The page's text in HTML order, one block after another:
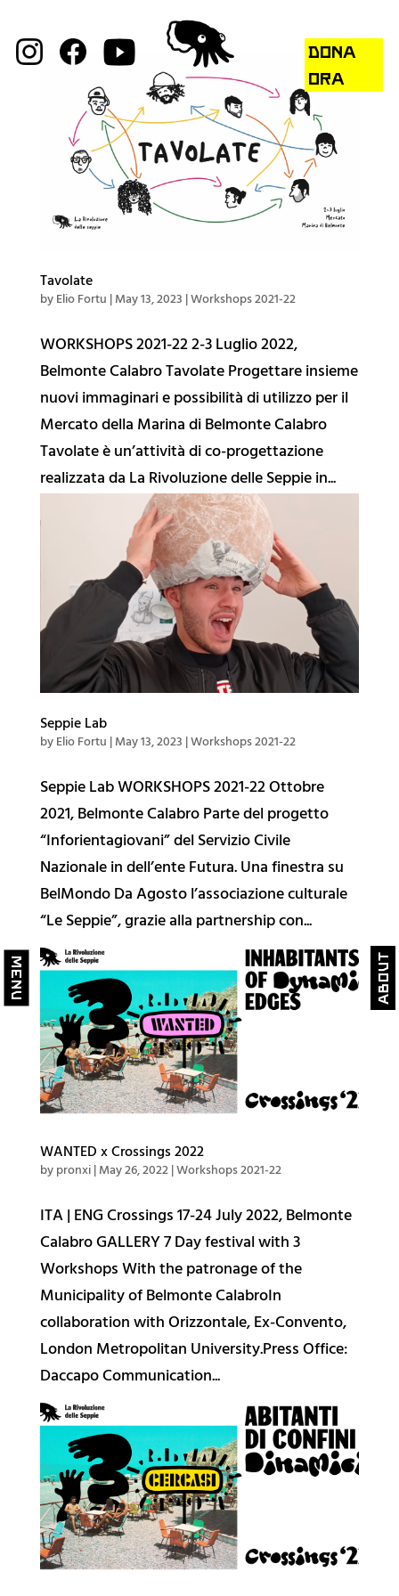
Tavolate
byElio Fortu|May 13, 2023|Workshops 2021-22
WORKSHOPS 2021-22 2-3 Luglio 2022,
Belmonte Calabro Tavolate Progettare insieme
nuovi immaginari e possibilità di utilizzo per il
Mercato della Marina di Belmonte Calabro
Tavolate è un’attività di co-progettazione
realizzata da La Rivoluzione delle Seppie in...
Seppie Lab
byElio Fortu|May 13, 2023|Workshops 2021-22
Seppie Lab WORKSHOPS 2021-22 Ottobre
2021, Belmonte Calabro Parte del progetto
“Inforientagiovani” del Servizio Civile
Nazionale in dell’ente Futura. Una finestra su
BelMondo Da Agosto l’associazione culturale
“Le Seppie”, grazie alla partnership con...
WANTED x Crossings 2022
bypronxi|May 26, 2022|Workshops 2021-22
ITA | ENG Crossings 17-24 July 2022, Belmonte
Calabro GALLERY 7 Day festival with 3
Workshops With the patronage of the
Municipality of Belmonte CalabroIn
collaboration with Orizzontale, Ex-Convento,
London Metropolitan University.Press Office:
Daccapo Communication...
DONA
ORA
close
Sulla Rivoluzione
🔮 Galleria
🔥 Collaborative Diary
Public Actions
✨ Cosmo
🌐 Belmondo
🔊 DigiPaese
🏠 Casa di Belmondo
😊 Belmondo Festoons
🖤 Publishing
🎧 Immersuoni
Educazione
🔀 Crossings EXT
🔥 Crossings Diary
🚪 Workshops 2023-24
🥗 Workshops 2021-22
⚡️ Workshops 2019-20
🍱 Workshops 2018-19
✍️ Workshops 2017-18
🚀 Workshops 2016-17
🤖 Academy
📺 Talks
🎉 Events
Informazioni Utili
🦑 La Rivoluzione
🎗️ Metodo
Menu close
About